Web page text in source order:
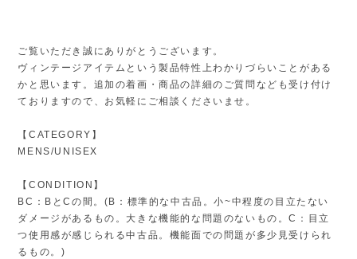
ご覧いただき誠にありがとうございます。
ヴィンテージアイテムという製品特性上わかりづらいことがある
かと思います。追加の着画・商品の詳細のご質問なども受け付け
ておりますので、お気軽にご相談くださいませ。
【CATEGORY】
MENS/UNISEX
【CONDITION】
BC：BとCの間。(B：標準的な中古品。小~中程度の目立たない
ダメージがあるもの。大きな機能的な問題のないもの。C：目立
つ使用感が感じられる中古品。機能面での問題が多少見受けられ
るもの。)